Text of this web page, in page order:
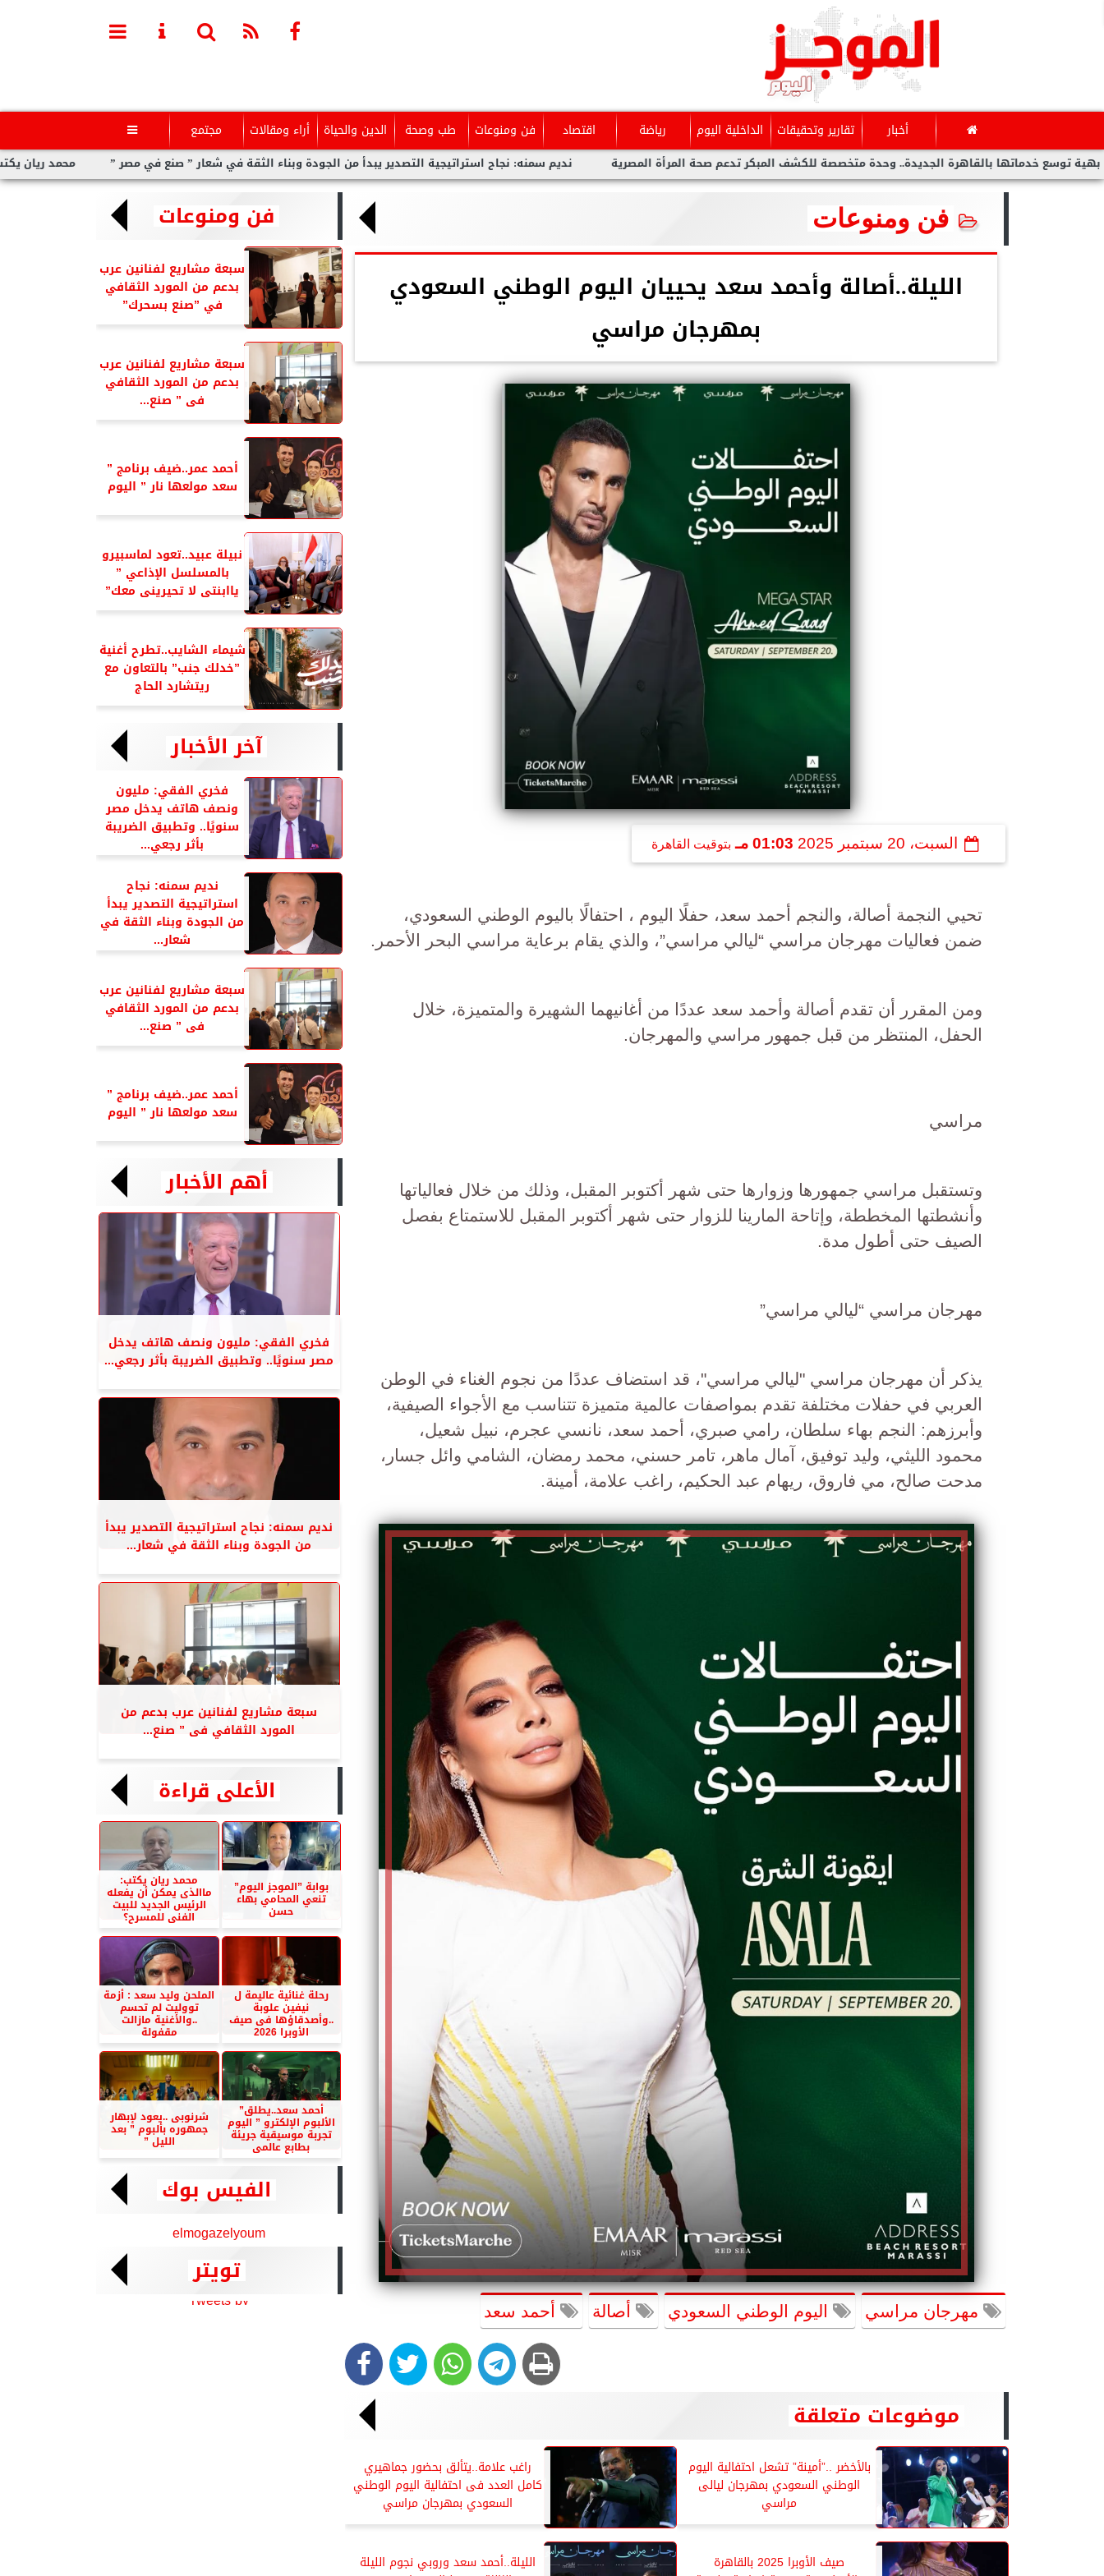
أخبار تقارير وتحقيقات الداخلية اليوم رياضة اقتصاد فن ومنوعات طب وصحة الدين والحياة أراء ومقالات مجتمع 
محمد ريان يكتب: ماالذى نديم سمنه: نجاح استراتيجية التصدير يبدأ من الجودة وبناء الثقة في شعار ” صنع في مصر ” بالقاهرة الجديدة.. وحدة متخصصة للكشف المبكر تدعم صحة المرأة المصرية
فن ومنوعات
الليلة..أصالة وأحمد سعد يحييان اليوم الوطني السعودي
بمهرجان مراسي
السبت، 20 سبتمبر 2025 01:03 مـ بتوقيت القاهرة
تحيي النجمة أصالة، والنجم أحمد سعد، حفلًا اليوم ، احتفالًا باليوم الوطني السعودي،
ضمن فعاليات مهرجان مراسي “ليالي مراسي”، والذي يقام برعاية مراسي البحر الأحمر.
ومن المقرر أن تقدم أصالة وأحمد سعد عددًا من أغانيهما الشهيرة والمتميزة، خلال
الحفل، المنتظر من قبل جمهور مراسي والمهرجان.
مراسي
وتستقبل مراسي جمهورها وزوارها حتى شهر أكتوبر المقبل، وذلك من خلال فعالياتها
وأنشطتها المخططة، وإتاحة المارينا للزوار حتى شهر أكتوبر المقبل للاستمتاع بفصل
الصيف حتى أطول مدة.
مهرجان مراسي “ليالي مراسي”
يذكر أن مهرجان مراسي "ليالي مراسي"، قد استضاف عددًا من نجوم الغناء في الوطن
العربي في حفلات مختلفة تقدم بمواصفات عالمية متميزة تتناسب مع الأجواء الصيفية،
وأبرزهم: النجم بهاء سلطان، رامي صبري، أحمد سعد، نانسي عجرم، نبيل شعيل،
محمود الليثي، وليد توفيق، آمال ماهر، تامر حسني، محمد رمضان، الشامي وائل جسار،
مدحت صالح، مي فاروق، ريهام عبد الحكيم، راغب علامة، أمينة.
مهرجان مراسي اليوم الوطني السعودي أصالة أحمد سعد
موضوعات متعلقة
بالأخضر ..”أمينة” تشعل احتفالية اليوم
الوطني السعودي بمهرجان ليالى
مراسي
راغب علامة..يتألق بحضور جماهيري
كامل العدد فى احتفالية اليوم الوطني
السعودي بمهرجان مراسي
صيف الأوبرا 2025 بالقاهرة
الليلة..أحمد سعد وروبي نجوم الليلة
فن ومنوعات
سبعة مشاريع لفنانين عرب
بدعم من المورد الثقافي
في ”صنع بسحرك”
سبعة مشاريع لفنانين عرب
بدعم من المورد الثقافي
فى ” صنع...
أحمد عمر..ضيف برنامج ”
سعد مولعها نار ” اليوم
نبيلة عبيد..تعود لماسبيرو
بالمسلسل الإذاعي ”
ياابنتى لا تحيرينى معك”
شيماء الشايب..تطرح أغنية
”خدلك جنب” بالتعاون مع
ريتشارد الحاج
آخر الأخبار
فخري الفقي: مليون
ونصف هاتف يدخل مصر
سنويًا.. وتطبيق الضريبة
بأثر رجعي...
نديم سمنه: نجاح
استراتيجية التصدير يبدأ
من الجودة وبناء الثقة في
شعار...
سبعة مشاريع لفنانين عرب
بدعم من المورد الثقافي
فى ” صنع...
أحمد عمر..ضيف برنامج ”
سعد مولعها نار ” اليوم
أهم الأخبار
فخري الفقي: مليون ونصف هاتف يدخل
مصر سنويًا.. وتطبيق الضريبة بأثر رجعي...
نديم سمنه: نجاح استراتيجية التصدير يبدأ
من الجودة وبناء الثقة في شعار...
سبعة مشاريع لفنانين عرب بدعم من
المورد الثقافي فى ” صنع...
الأعلى قراءة
بوابة ”الموجز اليوم”
تنعي المحامي بهاء
حسن
محمد ريان يكتب:
ماالذى يمكن أن يفعله
الرئيس الجديد للبيت
الفنى للمسرح؟
رحلة غنائية عاليمة ل
نيفين علوبة
..وأصدقاؤها فى صيف
الأوبرا 2026
الملحن وليد سعد : أزمة
تووليت لم تحسم
..والأغنية مازالت
مقفولة
أحمد سعد..يطلق”
الألبوم الإلكترو ” اليوم
تجربة موسيقية جريئة
بطابع عالمى
شرنوبى ..يعود لإبهار
جمهوره بألبوم ” بعد
الليل ”
الفيس بوك
elmogazelyoum
تويتر
Tweets by